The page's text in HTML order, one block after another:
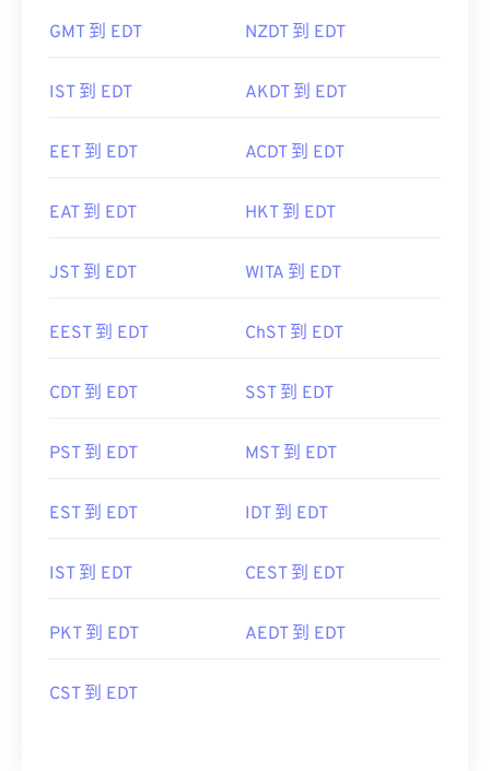
GMT 到 EDT NZDT 到 EDT
IST 到 EDT AKDT 到 EDT
EET 到 EDT ACDT 到 EDT
EAT 到 EDT HKT 到 EDT
JST 到 EDT WITA 到 EDT
EEST 到 EDT ChST 到 EDT
CDT 到 EDT SST 到 EDT
PST 到 EDT MST 到 EDT
EST 到 EDT IDT 到 EDT
IST 到 EDT CEST 到 EDT
PKT 到 EDT AEDT 到 EDT
CST 到 EDT